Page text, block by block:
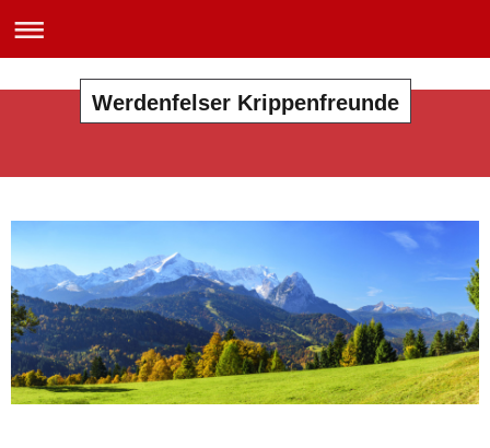
Werdenfelser Krippenfreunde